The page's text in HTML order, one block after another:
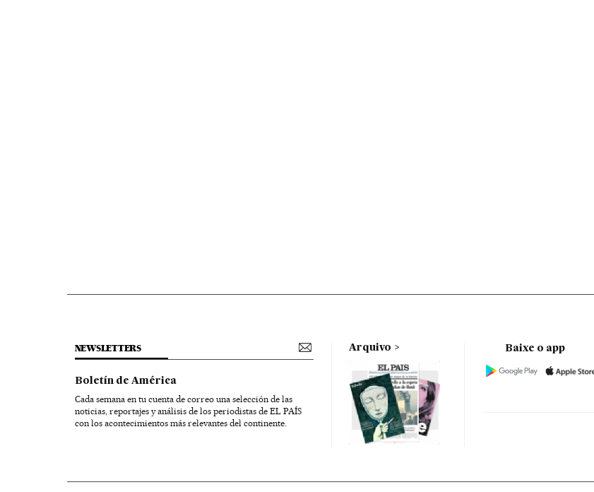
NEWSLETTERS
Boletín de América
Cada semana en tu cuenta de correo una selección de las
noticias, reportajes y análisis de los periodistas de EL PAÍS
con los acontecimientos más relevantes del continente.
Arquivo Baixe o app